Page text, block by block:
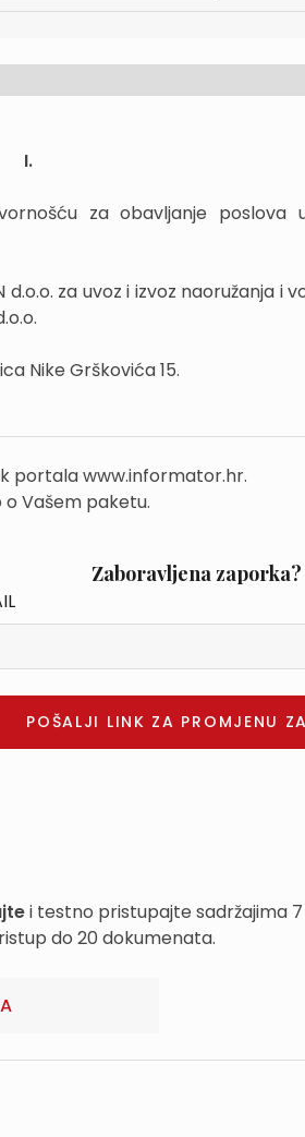
I.
za obavljanje poslova
za uvoz i izvoz naoružanja i
Nike Grškovića 15.
portala www.informator.hr.
o Vašem paketu.
Zaboravljena zaporka?
i testno pristupajte sadržajima 7
do 20 dokumenata.